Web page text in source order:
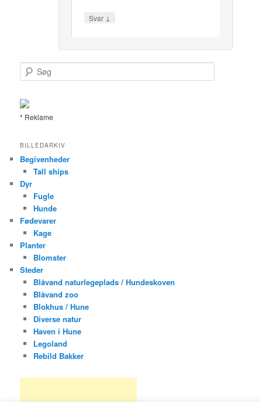
Svar ↓
ø
* Reklame
BILLEDARKIV
Begivenheder
Tall ships
Dyr
Fugle
Hunde
Fødevarer
Kage
Planter
Blomster
Steder
Blåvand naturlegeplads / Hundeskoven
Blåvand zoo
Blokhus / Hune
Diverse natur
Haven i Hune
Legoland
Rebild Bakker